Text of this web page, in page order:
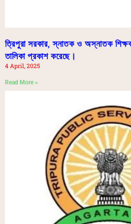
ত্রিপুরা সরকার, স্নাতক ও অস্নাতক
তালিকা প্রকাশ করেছে।
4 April, 2025
Read More »